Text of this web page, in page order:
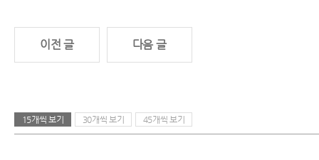
이전 글 다음 글
15개씩 보기 30개씩 보기 45개씩 보기